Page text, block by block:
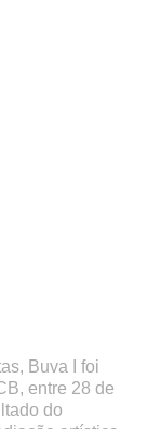
Buva I foi
entre 28 de
do